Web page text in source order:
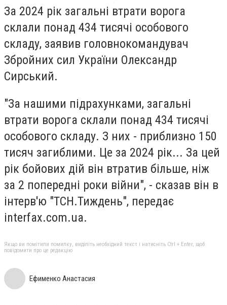
За 2024 рік загальні втрати ворога
склали понад 434 тисячі особового
складу, заявив головнокомандувач
Збройних сил України Олександр
Сирський.
"За нашими підрахунками, загальні
втрати ворога склали понад 434 тисячі
особового складу. З них - приблизно 150
тисяч загиблими. Це за 2024 рік... За цей
рік бойових дій він втратив більше, ніж
за 2 попередні роки війни", - сказав він в
інтерв'ю "ТСН.Тиждень", передає
interfax.com.ua.
Якщо ви помітили помилку, виділіть необхідний текст і натисніть Ctrl + Enter, щоб
повідомити про це редакцію
Ефименко Анастасия